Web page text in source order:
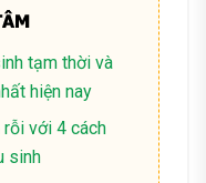
tạm thời và
hiện nay
với 4 cách
sinh